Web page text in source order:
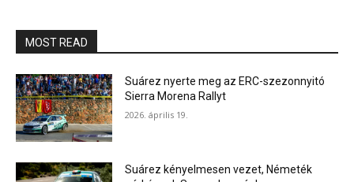
MOST READ
Suárez nyerte meg az ERC-szezonnyitó
Sierra Morena Rallyt
2026. április 19.
Suárez kényelmesen vezet, Németék